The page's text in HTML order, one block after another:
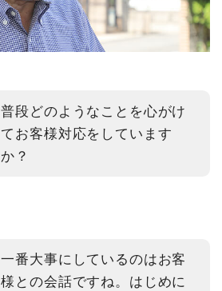
普段どのようなことを心がけ
てお客様対応をしています
か？
一番大事にしているのはお客
様との会話ですね。はじめに